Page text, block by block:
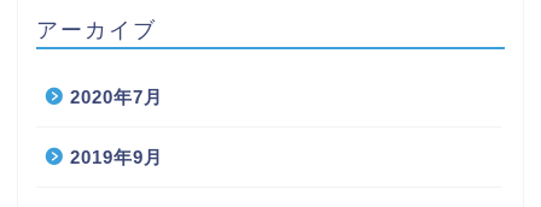
アーカイブ
2020年7月
2019年9月